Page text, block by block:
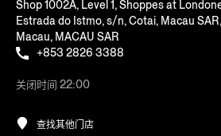
Shop 1002A, Level 1, Shoppes at
Estrada do Istmo, s/n, Cotai, Macau
Macau, MACAU SAR
+853 2826 3388
关闭时间 22:00
查找其他门店